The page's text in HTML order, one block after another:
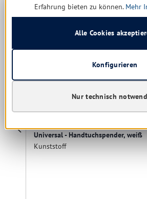
Universal - Handtuchspender, weiß
Kunststoff
Erfahrung bieten zu können. Mehr
Nur technisch
Konfigurieren
Alle Cookies